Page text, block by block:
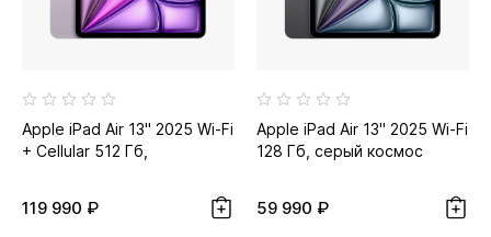
Apple iPad Air 13" 2025 Wi-Fi
+ Cellular 512 Гб,
119 990 ₽
Apple iPad Air 13" 2025 Wi-Fi
128 Гб, серый космос
59 990 ₽